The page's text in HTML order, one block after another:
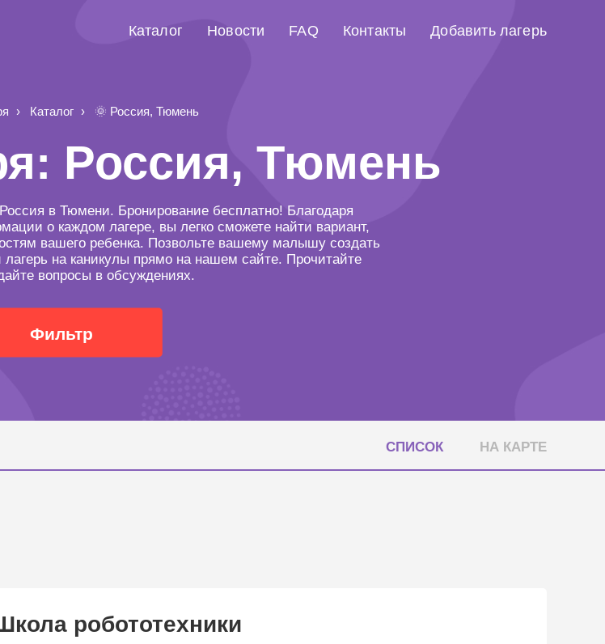
Каталог Новости FAQ Контакты Добавить лагерь
Каталог 🌞 Россия, Тюмень
Россия, Тюмень
в Тюмени. Бронирование бесплатно! Благодаря
о каждом лагере, вы легко сможете найти вариант,
вашего ребенка. Позвольте вашему малышу создать
на каникулы прямо на нашем сайте. Прочитайте
вопросы в обсуждениях.
Фильтр
СПИСОК НА КАРТЕ
робототехники